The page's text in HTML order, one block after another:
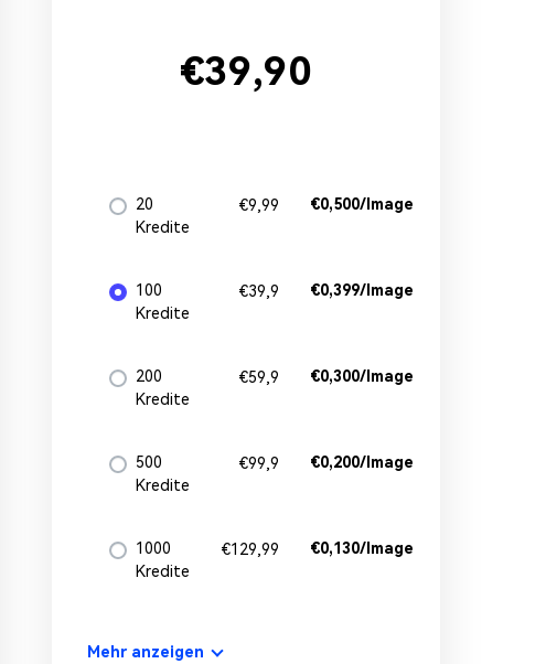
€39,90
20
Kredite
€9,99 €0,500/Image
100
Kredite
€39,9 €0,399/Image
200
Kredite
€59,9 €0,300/Image
500
Kredite
€99,9 €0,200/Image
1000
Kredite
€129,99 €0,130/Image
Mehr anzeigen